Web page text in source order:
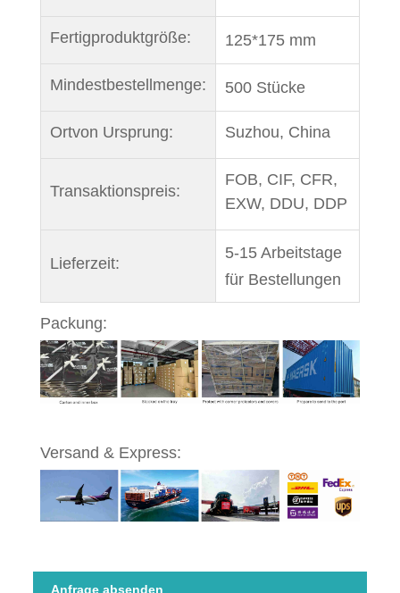
Fertigproduktgröße: 125*175 mm
Mindestbestellmenge: 500 Stücke
Ortvon Ursprung: Suzhou, China
Transaktionspreis:
FOB, CIF, CFR,
EXW, DDU, DDP
Lieferzeit:
5-15 Arbeitstage
für Bestellungen
Packung:
Versand & Express:
Anfrage absenden